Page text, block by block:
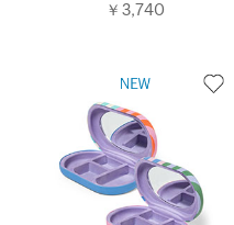
￥3,740